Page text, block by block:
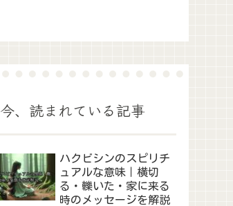
今、読まれている記事
ハクビシンのスピリチ
ュアルな意味｜横切
る・轢いた・家に来る
時のメッセージを解説